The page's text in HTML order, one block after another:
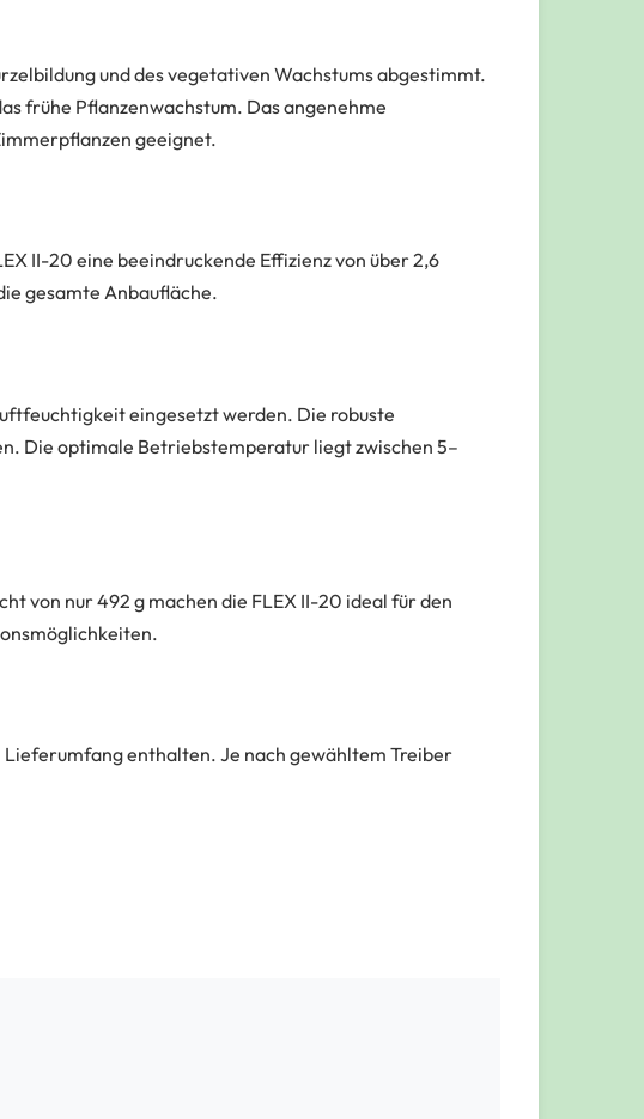
und des vegetativen Wachstums abgestimmt.
frühe Pflanzenwachstum. Das angenehme
geeignet.
II-20 eine beeindruckende Effizienz von über 2,6
gesamte Anbaufläche.
eingesetzt werden. Die robuste
Die optimale Betriebstemperatur liegt zwischen 5–
von nur 492 g machen die FLEX II-20 ideal für den
Lieferumfang enthalten. Je nach gewähltem Treiber